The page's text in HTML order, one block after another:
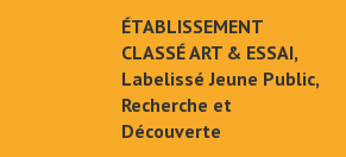
ÉTABLISSEMENT
CLASSÉ ART & ESSAI,
Labelissé Jeune Public,
Recherche et
Découverte